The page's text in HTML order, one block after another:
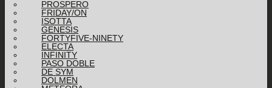
PROSPERO
FRIDAY/ON
ISOTTA
GENESIS
FORTYFIVE-NINETY
ELECTA
INFINITY
PASO DOBLE
DE SYM
DOLMEN